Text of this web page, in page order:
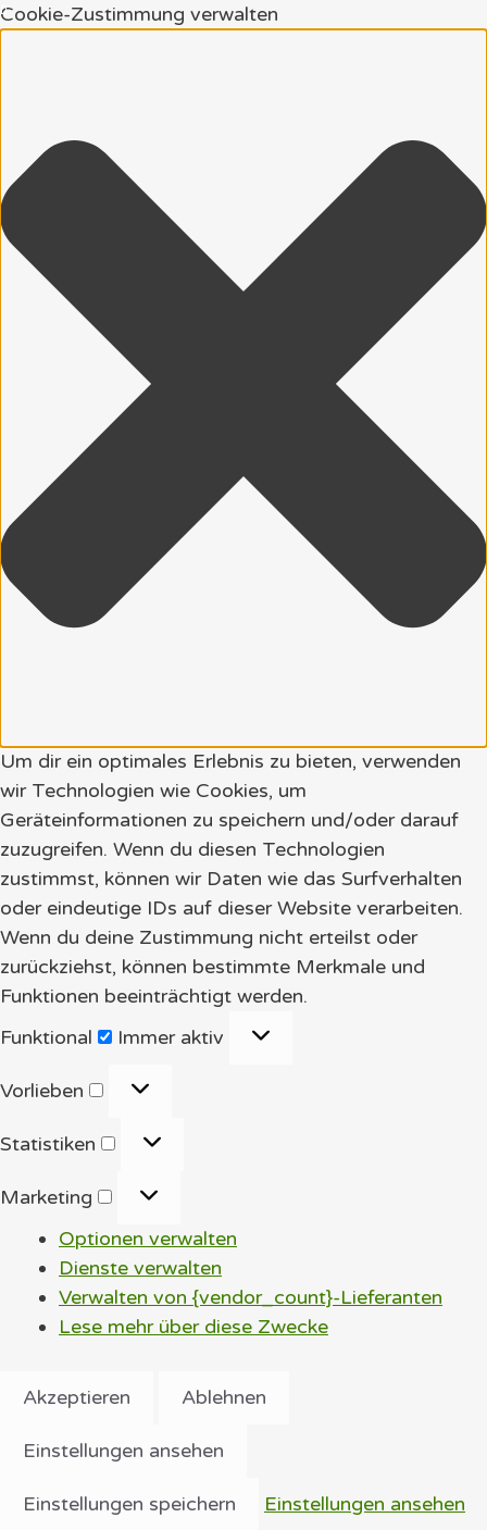
Cookie-Zustimmung verwalten
Um dir ein optimales Erlebnis zu bieten, verwenden
wir Technologien wie Cookies, um
Geräteinformationen zu speichern und/oder darauf
zuzugreifen. Wenn du diesen Technologien
zustimmst, können wir Daten wie das Surfverhalten
oder eindeutige IDs auf dieser Website verarbeiten.
Wenn du deine Zustimmung nicht erteilst oder
zurückziehst, können bestimmte Merkmale und
Funktionen beeinträchtigt werden.
Funktional
Funktional
Immer aktiv
Vorlieben
Vorlieben
Statistiken
Statistiken
Marketing
Marketing
Optionen verwalten
Dienste verwalten
Verwalten von {vendor_count}-Lieferanten
Lese mehr über diese Zwecke
Akzeptieren Ablehnen
Einstellungen ansehen
Einstellungen speichern
Einstellungen ansehen